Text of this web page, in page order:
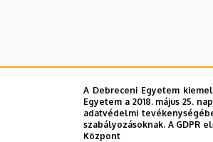
A Debreceni Egyetem
Egyetem a 2018. május 25.
adatvédelmi
szabályozásoknak. A
Központ